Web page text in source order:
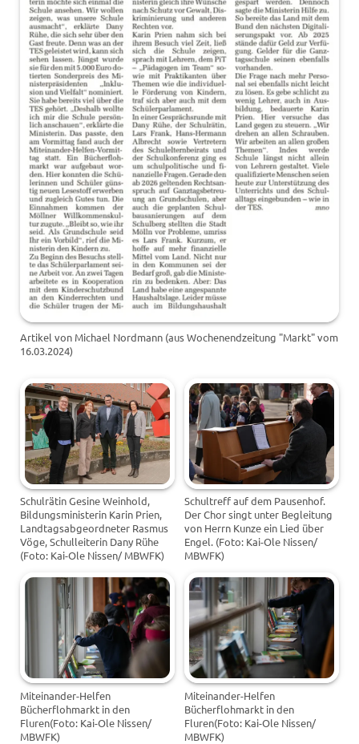
Artikel von Michael Nordmann (aus Wochenendzeitung "Markt" vom
16.03.2024)
Schulrätin Gesine Weinhold,
Bildungsministerin Karin Prien,
Landtagsabgeordneter Rasmus
Vöge, Schulleiterin Dany Rühe
(Foto: Kai-Ole Nissen/ MBWFK)
Schultreff auf dem Pausenhof.
Der Chor singt unter Begleitung
von Herrn Kunze ein Lied über
Engel. (Foto: Kai-Ole Nissen/
MBWFK)
Miteinander-Helfen
Bücherflohmarkt in den
Fluren(Foto: Kai-Ole Nissen/
MBWFK)
Miteinander-Helfen
Bücherflohmarkt in den
Fluren(Foto: Kai-Ole Nissen/
MBWFK)